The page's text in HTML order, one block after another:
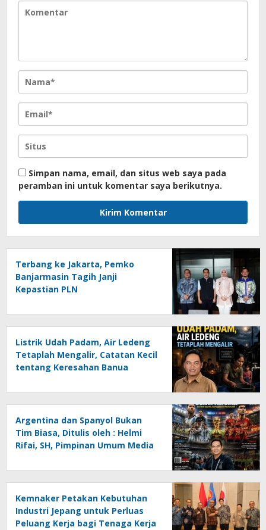
Simpan nama, email, dan situs web saya pada
peramban ini untuk komentar saya berikutnya.
Terbang ke Jakarta, Pemko
Banjarmasin Tagih Janji
Kepastian PLN
Listrik Udah Padam, Air Ledeng
Tetaplah Mengalir, Catatan Kecil
tentang Keresahan Banua
Ancaman Lingkungan, Oleh :
Helmi Rifai, SH
Argentina dan Spanyol Bukan
Tim Biasa, Ditulis oleh : Helmi
Rifai, SH, Pimpinan Umum Media
Kemnaker Petakan Kebutuhan
Industri Jepang untuk Perluas
Peluang Kerja bagi Tenaga Kerja